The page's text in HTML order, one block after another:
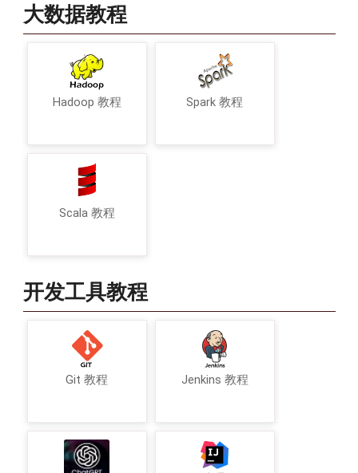
大数据教程
Hadoop 教程 Spark 教程
Scala 教程
开发工具教程
Git 教程 Jenkins 教程